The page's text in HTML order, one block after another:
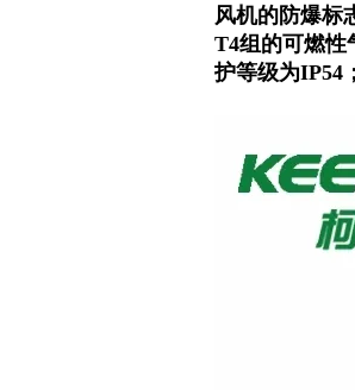
风机的防爆
T4组的可燃性
护等级为IP54